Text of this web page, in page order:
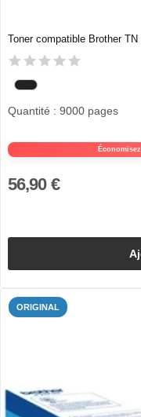
Toner compatible Brother TN
Quantité : 9000 pages
56,90 €
ORIGINAL